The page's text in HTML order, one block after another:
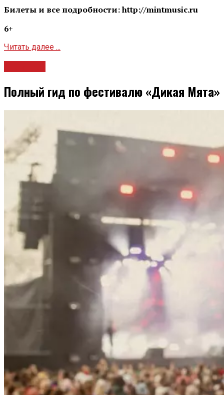
Билеты и все подробности: http://mintmusic.ru
6+
Читать далее ...
Полный гид по фестивалю «Дикая Мята»